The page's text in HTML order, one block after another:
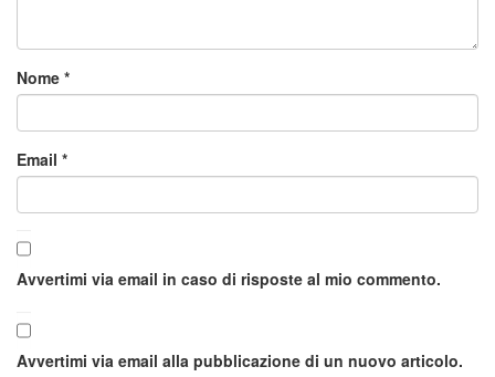
Nome *
Email *
Avvertimi via email in caso di risposte al mio commento.
Avvertimi via email alla pubblicazione di un nuovo articolo.